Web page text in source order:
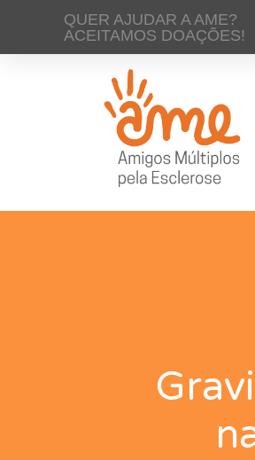
QUER AJUDAR A AME?
ACEITAMOS DOAÇÕES!